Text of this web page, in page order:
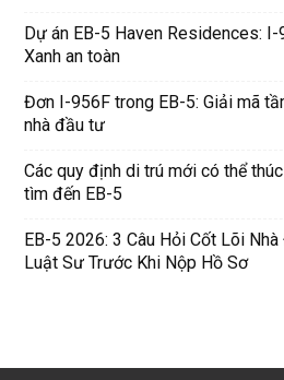
Dự án EB-5 Haven Residences:
Xanh an toàn
Đơn I-956F trong EB-5: Giải mã
nhà đầu tư
Các quy định di trú mới có thể
tìm đến EB-5
EB-5 2026: 3 Câu Hỏi Cốt Lõi
Luật Sư Trước Khi Nộp Hồ Sơ